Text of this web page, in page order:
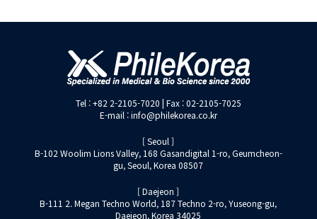
Tel : +82 2-2105-7020 | Fax : 02-2105-7025
E-mail : info@philekorea.co.kr
[ Seoul ]
B-102 Woolim Lions Valley, 168 Gasandigital 1-ro, Geumcheon-
gu, Seoul, Korea 08507
[ Daejeon ]
B-111 2. Megan Techno World, 187 Techno 2-ro, Yuseong-gu,
Daejeon, Korea 34025